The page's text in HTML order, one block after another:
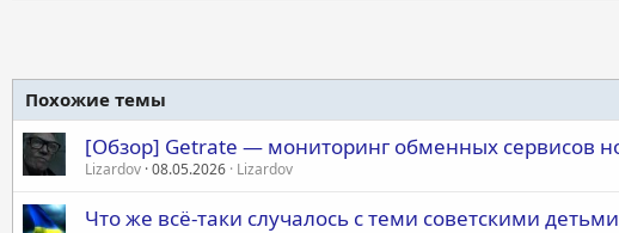
Похожие темы
[Обзор] Getrate — мониторинг обменных сервисов
Lizardov 08.05.2026 Lizardov
Что же всё-таки случалось с теми советскими